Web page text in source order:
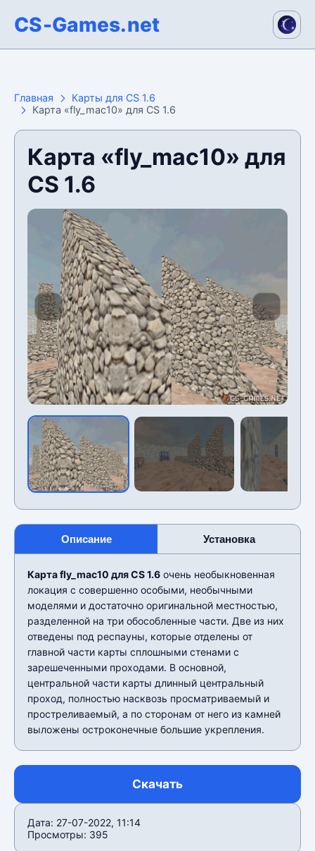
CS-Games.net
Главная
Карты для CS 1.6
Карта «fly_mac10» для CS 1.6
Карта «fly_mac10» для
CS 1.6
Описание Установка
Карта fly_mac10 для CS 1.6 очень необыкновенная
локация с совершенно особыми, необычными
моделями и достаточно оригинальной местностью,
разделенной на три обособленные части. Две из них
отведены под респауны, которые отделены от
главной части карты сплошными стенами с
зарешеченными проходами. В основной,
центральной части карты длинный центральный
проход, полностью насквозь просматриваемый и
простреливаемый, а по сторонам от него из камней
выложены остроконечные большие укрепления.
Скачать
Дата: 27-07-2022, 11:14
Просмотры: 395